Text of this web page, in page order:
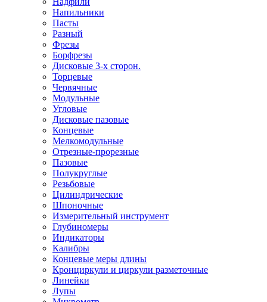
Напильники
Пасты
Разный
Фрезы
Борфрезы
Дисковые 3-х сторон.
Торцевые
Червячные
Модульные
Угловые
Дисковые пазовые
Концевые
Мелкомодульные
Отрезные-прорезные
Пазовые
Полукруглые
Резьбовые
Цилиндрические
Шпоночные
Измерительный инструмент
Глубиномеры
Индикаторы
Калибры
Концевые меры длины
Кронциркули и циркули разметочные
Линейки
Лупы